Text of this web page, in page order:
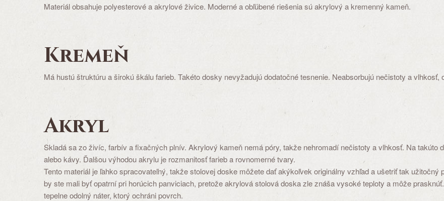
Materiál obsahuje polyesterové a akrylové živice. Moderné a obľúbené riešenia sú akrylový a kremenný kameň.
Kremeň
Má hustú štruktúru a širokú škálu farieb. Takéto dosky nevyžadujú dodatočné tesnenie. Neabsorbujú nečistoty a vlhkosť,
Akryl
Skladá sa zo živíc, farbív a fixačných plnív. Akrylový kameň nemá póry, takže nehromadí nečistoty a vlhkosť. Na takúto
alebo kávy. Ďalšou výhodou akrylu je rozmanitosť farieb a rovnomerné tvary.
Tento materiál je ľahko spracovateľný, takže stolovej doske môžete dať akýkoľvek originálny vzhľad a ušetriť tak
by ste mali byť opatrní pri horúcich panviciach, pretože akrylová stolová doska zle znáša vysoké teploty a môže
tepelne odolný náter, ktorý ochráni povrch.